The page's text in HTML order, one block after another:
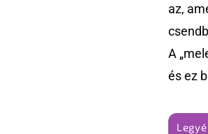
az,
A
és ez